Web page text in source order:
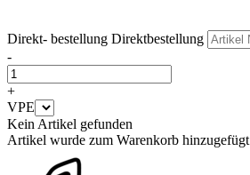
Direkt- bestellung Direktbestellung
-
+
VPE
Kein Artikel gefunden
Artikel wurde zum Warenkorb hinzugefügt